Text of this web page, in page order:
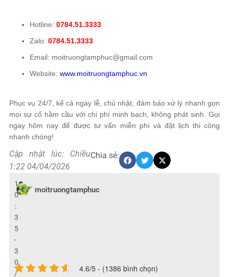
Hotline: 0784.51.3333
Zalo: 0784.51.3333
Email: moitruongtamphuc@gmail.com
Website: www.moitruongtamphuc.vn
Phục vụ 24/7, kể cả ngày lễ, chủ nhật, đảm bảo xử lý nhanh gọn
mọi sự cố hầm cầu với chi phí minh bạch, không phát sinh. Gọi
ngay hôm nay để được tư vấn miễn phí và đặt lịch thi công
nhanh chóng!
Cập nhật lúc: Chiều
1:22 04/04/2026
Chia sẻ:
moitruongtamphuc
1
0
:
3
5
-
3
0
/
4.6/5 - (1386 bình chọn)